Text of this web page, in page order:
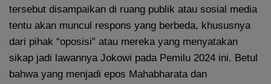
tersebut disampaikan di ruang publik atau sosial media
tentu akan muncul respons yang berbeda, khususnya
dari pihak “oposisi” atau mereka yang menyatakan
sikap jadi lawannya Jokowi pada Pemilu 2024 ini. Betul
bahwa yang menjadi epos Mahabharata dan